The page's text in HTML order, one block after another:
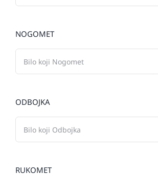
NOGOMET
ODBOJKA
RUKOMET